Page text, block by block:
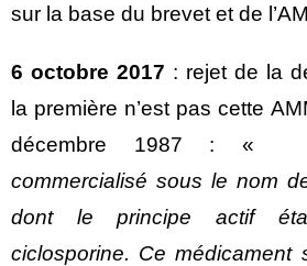
sur la base du brevet et de
6 octobre 2017 : rejet de la
la première n’est pas cette
décembre 1987 :
commercialisé sous le nom
dont le principe actif
ciclosporine. Ce médicament